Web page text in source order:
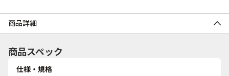
商品詳細
商品スペック
仕様・規格